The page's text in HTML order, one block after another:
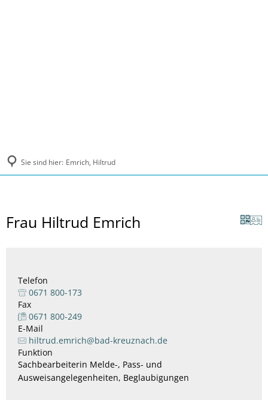
Sie sind hier: Emrich, Hiltrud
Frau Hiltrud Emrich
Telefon
0671 800-173
Fax
0671 800-249
E-Mail
hiltrud.emrich@bad-kreuznach.de
Funktion
Sachbearbeiterin Melde-, Pass- und
Ausweisangelegenheiten, Beglaubigungen